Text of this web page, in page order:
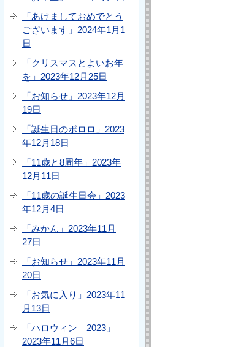
「あけましておめでとう
ございます」2024年1月1
日
「クリスマスとよいお年
を」2023年12月25日
「お知らせ」2023年12月
19日
「誕生日のポロロ」2023
年12月18日
「11歳と8周年」2023年
12月11日
「11歳の誕生日会」2023
年12月4日
「みかん」2023年11月
27日
「お知らせ」2023年11月
20日
「お気に入り」2023年11
月13日
「ハロウィン 2023」
2023年11月6日